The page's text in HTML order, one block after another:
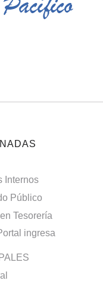
Internos
Público
Tesorería
ingresa